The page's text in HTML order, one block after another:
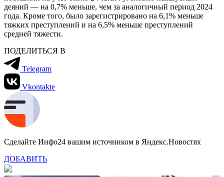
деяний — на 0,7% меньше, чем за аналогичный период 2024
года. Кроме того, было зарегистрировано на 6,1% меньше
тяжких преступлений и на 6,5% меньше преступлений
средней тяжести.
ПОДЕЛИТЬСЯ В
Telegram
Vkontakte
Сделайте Инфо24 вашим источником в Яндекс.Новостях
ДОБАВИТЬ